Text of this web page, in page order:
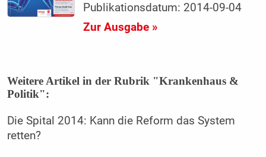
Publikationsdatum: 2014-09-04
Zur Ausgabe »
Weitere Artikel in der Rubrik "Krankenhaus &
Politik":
Die Spital 2014: Kann die Reform das ­System
retten?